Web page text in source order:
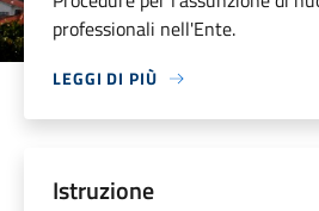
professionali nell'Ente.
LEGGI DI PIÙ
Istruzione